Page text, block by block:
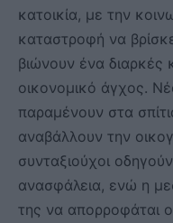
κατοικία, με την
καταστροφή να
βιώνουν ένα διαρκές
οικονομικό άγχος.
παραμένουν στα
αναβάλλουν την
συνταξιούχοι
ανασφάλεια, ενώ η
της να απορροφάται